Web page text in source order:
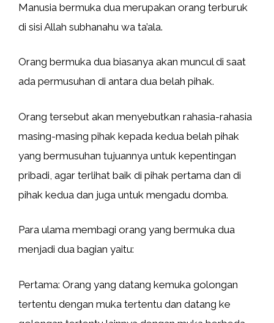
Manusia bermuka dua merupakan orang terburuk
di sisi Allah subhanahu wa ta’ala.
Orang bermuka dua biasanya akan muncul di saat
ada permusuhan di antara dua belah pihak.
Orang tersebut akan menyebutkan rahasia-rahasia
masing-masing pihak kepada kedua belah pihak
yang bermusuhan tujuannya untuk kepentingan
pribadi, agar terlihat baik di pihak pertama dan di
pihak kedua dan juga untuk mengadu domba.
Para ulama membagi orang yang bermuka dua
menjadi dua bagian yaitu:
Pertama: Orang yang datang kemuka golongan
tertentu dengan muka tertentu dan datang ke